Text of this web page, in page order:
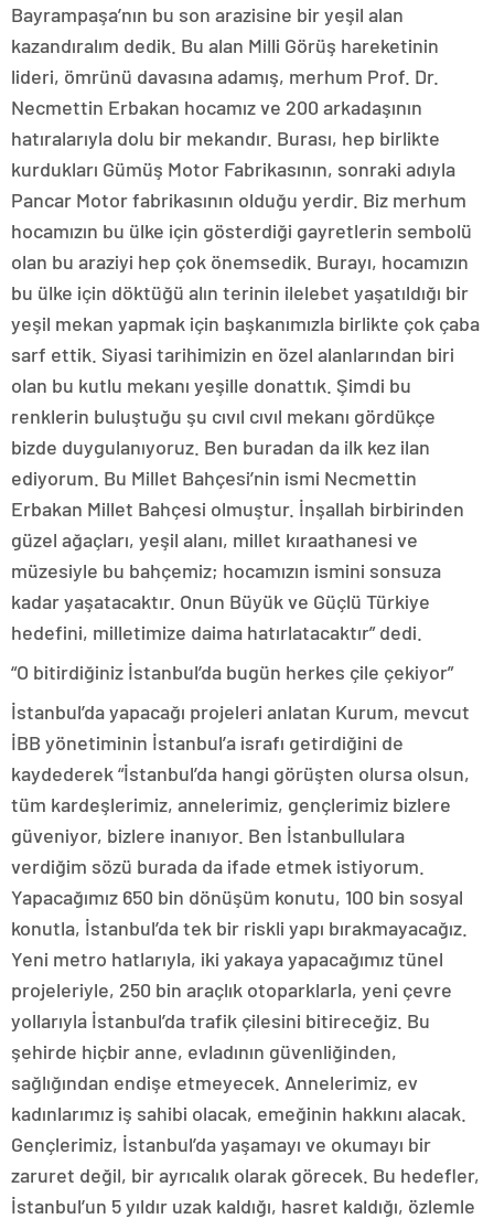
Bayrampaşa’nın bu son arazisine bir yeşil alan
kazandıralım dedik. Bu alan Milli Görüş hareketinin
lideri, ömrünü davasına adamış, merhum Prof. Dr.
Necmettin Erbakan hocamız ve 200 arkadaşının
hatıralarıyla dolu bir mekandır. Burası, hep birlikte
kurdukları Gümüş Motor Fabrikasının, sonraki adıyla
Pancar Motor fabrikasının olduğu yerdir. Biz merhum
hocamızın bu ülke için gösterdiği gayretlerin sembolü
olan bu araziyi hep çok önemsedik. Burayı, hocamızın
bu ülke için döktüğü alın terinin ilelebet yaşatıldığı bir
yeşil mekan yapmak için başkanımızla birlikte çok çaba
sarf ettik. Siyasi tarihimizin en özel alanlarından biri
olan bu kutlu mekanı yeşille donattık. Şimdi bu
renklerin buluştuğu şu cıvıl cıvıl mekanı gördükçe
bizde duygulanıyoruz. Ben buradan da ilk kez ilan
ediyorum. Bu Millet Bahçesi’nin ismi Necmettin
Erbakan Millet Bahçesi olmuştur. İnşallah birbirinden
güzel ağaçları, yeşil alanı, millet kıraathanesi ve
müzesiyle bu bahçemiz; hocamızın ismini sonsuza
kadar yaşatacaktır. Onun Büyük ve Güçlü Türkiye
hedefini, milletimize daima hatırlatacaktır” dedi.
“O bitirdiğiniz İstanbul’da bugün herkes çile çekiyor”
İstanbul’da yapacağı projeleri anlatan Kurum, mevcut
İBB yönetiminin İstanbul’a israfı getirdiğini de
kaydederek “İstanbul’da hangi görüşten olursa olsun,
tüm kardeşlerimiz, annelerimiz, gençlerimiz bizlere
güveniyor, bizlere inanıyor. Ben İstanbullulara
verdiğim sözü burada da ifade etmek istiyorum.
Yapacağımız 650 bin dönüşüm konutu, 100 bin sosyal
konutla, İstanbul’da tek bir riskli yapı bırakmayacağız.
Yeni metro hatlarıyla, iki yakaya yapacağımız tünel
projeleriyle, 250 bin araçlık otoparklarla, yeni çevre
yollarıyla İstanbul’da trafik çilesini bitireceğiz. Bu
şehirde hiçbir anne, evladının güvenliğinden,
sağlığından endişe etmeyecek. Annelerimiz, ev
kadınlarımız iş sahibi olacak, emeğinin hakkını alacak.
Gençlerimiz, İstanbul’da yaşamayı ve okumayı bir
zaruret değil, bir ayrıcalık olarak görecek. Bu hedefler,
İstanbul’un 5 yıldır uzak kaldığı, hasret kaldığı, özlemle